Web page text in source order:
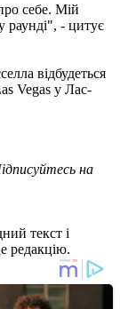
себе. Мій
раунді", - цитує
відбудеться
Vegas у Лас-
на
текст і
редакцію.